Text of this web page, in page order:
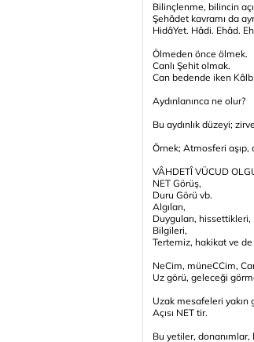
Bilinçlenme, bilincin
Şehâdet kavramı da
HidâYet. Hâdi. Ehâd.
Ölmeden önce ölmek.
Canlı Şehit olmak.
Can bedende iken
Aydınlanınca ne olur?
Bu aydınlık düzeyi;
Örnek; Atmosferi
VÂHDETÎ VÜCUD
NET Görüş,
Duru Görü vb.
Algıları,
Duyguları, hissettikleri,
Bilgileri,
Tertemiz, hakikat ve
NeCim, müneCCim,
Uz görü, geleceği
Uzak mesafeleri
Açısı NET tir.
Bu yetiler, donanımlar,